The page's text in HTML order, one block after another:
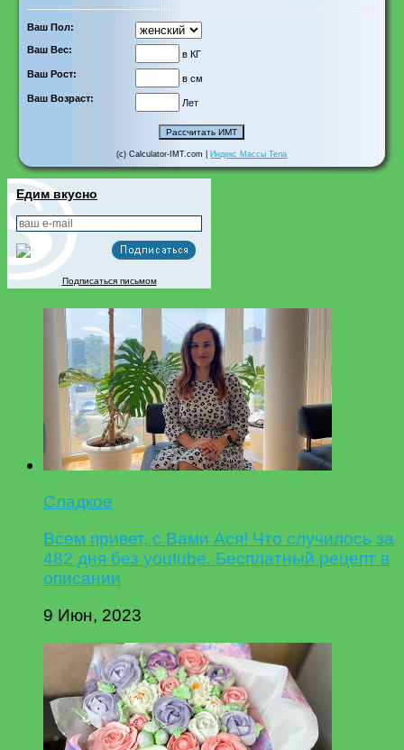
Ваш Пол:
Ваш Вес:
в КГ
Ваш Рост:
в см
Ваш Возраст:
Лет
(c) Calculator-IMT.com | Индекс Массы Тела
Едим вкусно
Подписаться письмом
Сладкое
Всем привет, с Вами Ася! Что случилось за
482 дня без youtube. Бесплатный рецепт в
описании
9 Июн, 2023